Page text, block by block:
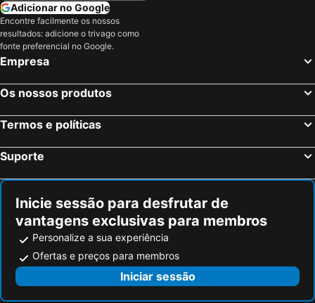
Adicionar no Google
Encontre facilmente os nossos
resultados: adicione o trivago como
fonte preferencial no Google.
Empresa
Os nossos produtos
Termos e políticas
Suporte
Inicie sessão para desfrutar de
vantagens exclusivas para membros
Personalize a sua experiência
Ofertas e preços para membros
Iniciar sessão